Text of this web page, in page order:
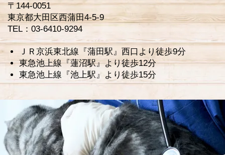
〒144-0051
東京都大田区西蒲田4-5-9
TEL：03-6410-9294
ＪＲ京浜東北線『蒲田駅』西口より徒歩9分
東急池上線『蓮沼駅』より徒歩12分
東急池上線『池上駅』より徒歩15分